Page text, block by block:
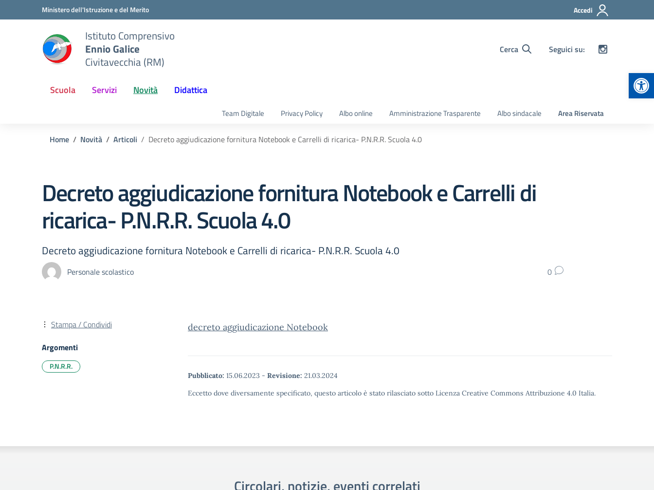
Vai ai contenuti
Vai al menu di navigazioneMinistero dell'Istruzione e del Merito Accedi
Istituto Comprensivo
Ennio Galice
Civitavecchia (RM)
Cerca Seguici su:
Scuola Servizi Novità Didattica
Team Digitale Privacy Policy Albo online Amministrazione Trasparente Albo sindacale Area Riservata
Home Novità Articoli Decreto aggiudicazione fornitura Notebook e Carrelli di ricarica- P.N.R.R. Scuola 4.0
Decreto aggiudicazione fornitura Notebook e Carrelli di
ricarica- P.N.R.R. Scuola 4.0
Decreto aggiudicazione fornitura Notebook e Carrelli di ricarica- P.N.R.R. Scuola 4.0
Personale scolastico 0
decreto aggiudicazione Notebook
Pubblicato: 15.06.2023 - Revisione: 21.03.2024
Eccetto dove diversamente specificato, questo articolo è stato rilasciato sotto Licenza Creative Commons Attribuzione 4.0 Italia.
Stampa / Condividi
Argomenti
P.N.R.R.